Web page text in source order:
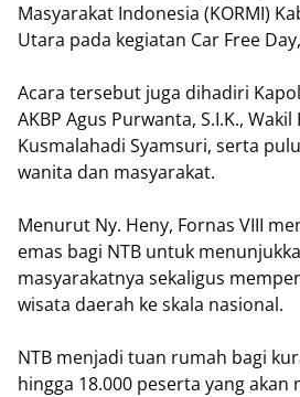
Masyarakat Indonesia (KORMI)
Utara pada kegiatan Car Free
Acara tersebut juga dihadiri
AKBP Agus Purwanta, S.I.K.,
Kusmalahadi Syamsuri, serta
wanita dan masyarakat.
Menurut Ny. Heny, Fornas VIII
emas bagi NTB untuk
masyarakatnya sekaligus
wisata daerah ke skala nasional.
NTB menjadi tuan rumah bagi
hingga 18.000 peserta yang akan